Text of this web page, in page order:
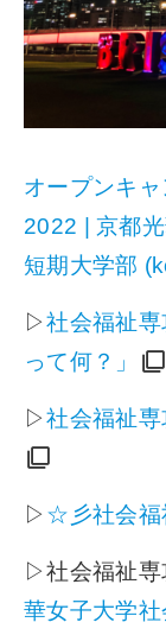
オープンキ
2022 | 京都
短期大学部
▷社会福祉
って何？」
▷社会福祉
▷ ☆彡社会福
▷社会福祉
華女子大学